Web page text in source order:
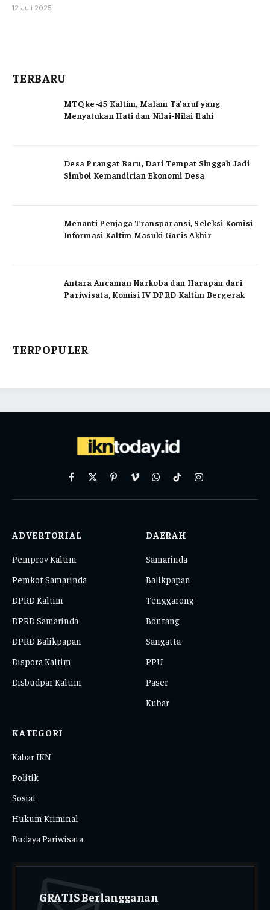
12 Juli 2025
TERBARU
MTQ ke-45 Kaltim, Malam Ta’aruf yang
Menyatukan Hati dan Nilai-Nilai Ilahi
Desa Prangat Baru, Dari Tempat Singgah Jadi
Simbol Kemandirian Ekonomi Desa
Menanti Penjaga Transparansi, Seleksi Komisi
Informasi Kaltim Masuki Garis Akhir
Antara Ancaman Narkoba dan Harapan dari
Pariwisata, Komisi IV DPRD Kaltim Bergerak
TERPOPULER
Facebook
X
PinterestVimeoWhatsAppTikTokInstagram
ADVERTORIAL
Pemprov Kaltim
Pemkot Samarinda
DPRD Kaltim
DPRD Samarinda
DPRD Balikpapan
Dispora Kaltim
Disbudpar Kaltim
DAERAH
Samarinda
Balikpapan
Tenggarong
Bontang
Sangatta
PPU
Paser
Kubar
KATEGORI
Kabar IKN
Politik
Sosial
Hukum Kriminal
Budaya Pariwisata
GRATIS Berlangganan